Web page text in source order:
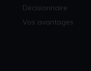
Décisionnaire
Vos avantages